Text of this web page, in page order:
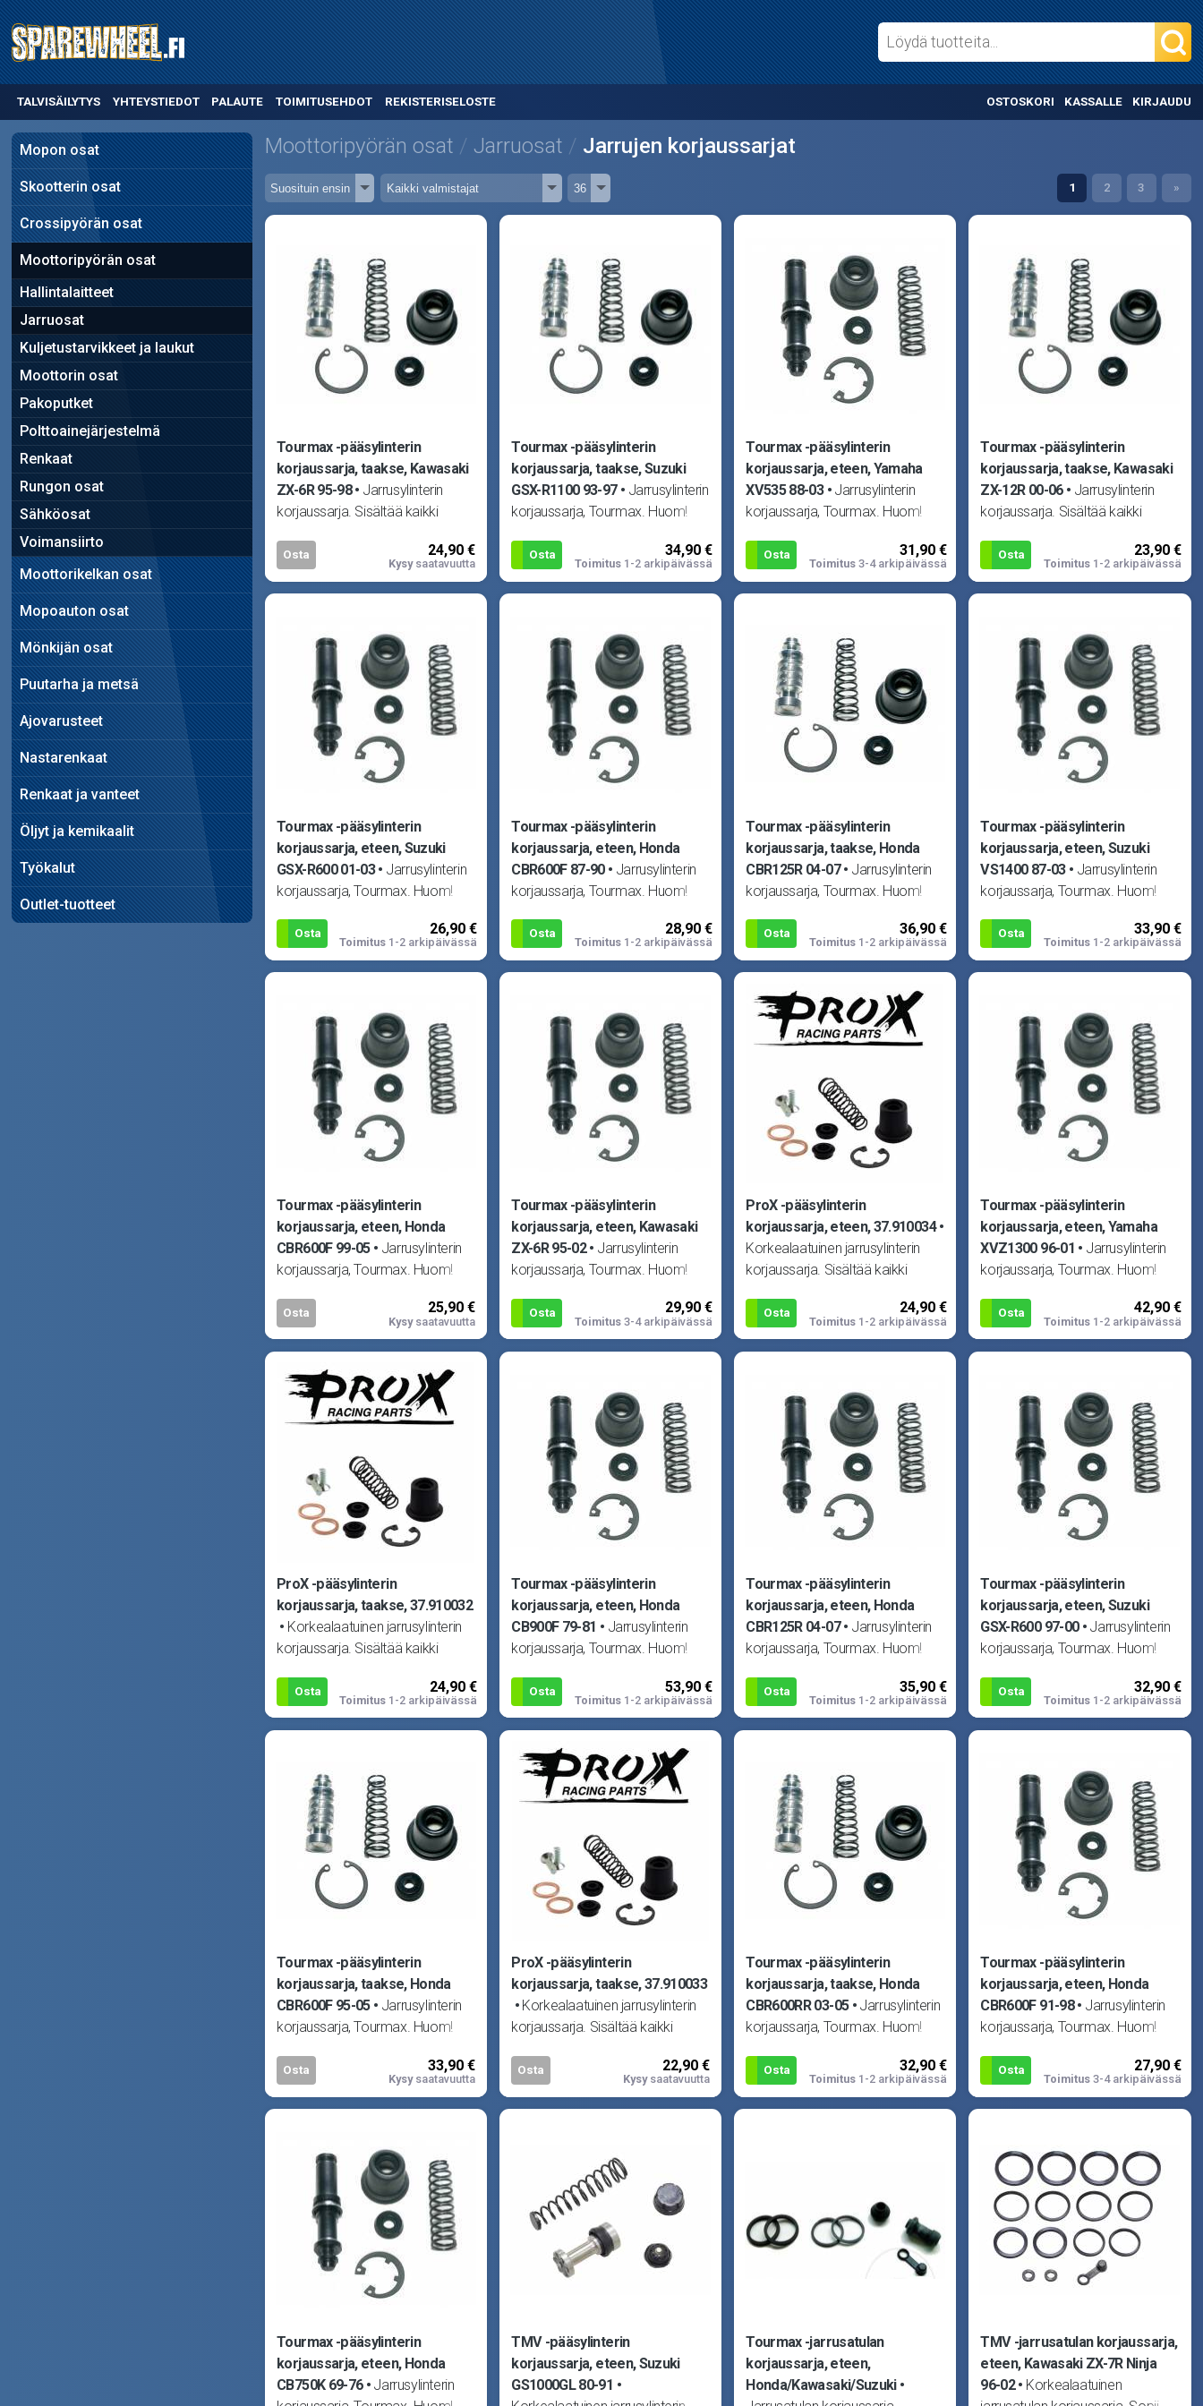
TALVISÄILYTYS YHTEYSTIEDOT PALAUTE TOIMITUSEHDOT REKISTERISELOSTE OSTOSKORI KASSALLE KIRJAUDU
Mopon osat
Skootterin osat
Crossipyörän osat
Moottoripyörän osat
Hallintalaitteet
Jarruosat
Kuljetustarvikkeet ja laukut
Moottorin osat
Pakoputket
Polttoainejärjestelmä
Renkaat
Rungon osat
Sähköosat
Voimansiirto
Moottorikelkan osat
Mopoauton osat
Mönkijän osat
Puutarha ja metsä
Ajovarusteet
Nastarenkaat
Renkaat ja vanteet
Öljyt ja kemikaalit
Työkalut
Outlet-tuotteet
Moottoripyörän osat Jarruosat Jarrujen korjaussarjat
1 2 3 »
Tourmax -pääsylinterin
korjaussarja, taakse, Kawasaki
ZX-6R 95-98
Jarrusylinterin
korjaussarja. Sisältää kaikki
pääsylinteriin. Huom! Kuva v
Osta 24,90 €
Kysysaatavuutta
Tourmax -pääsylinterin
korjaussarja, taakse, Suzuki
GSX-R1100 93-97
Jarrusylinterin
korjaussarja, Tourmax. Huom!
RM80 90-, RM85 02-,
Osta 34,90 €
Toimitus1-2 arkipäivässä
Tourmax -pääsylinterin
korjaussarja, eteen, Yamaha
XV535 88-03
Jarrusylinterin
korjaussarja, Tourmax. Huom!
TDR250 88-89, TZR250
Osta 31,90 €
Toimitus3-4 arkipäivässä
Tourmax -pääsylinterin
korjaussarja, taakse, Kawasaki
ZX-12R 00-06
Jarrusylinterin
korjaussarja. Sisältää kaikki
pääsylinteriin. Huom! Kuva v
Osta 23,90 €
Toimitus1-2 arkipäivässä
Tourmax -pääsylinterin
korjaussarja, eteen, Suzuki
GSX-R600 01-03
Jarrusylinterin
korjaussarja, Tourmax. Huom!
RGV250 89-93, GSF400
Osta 26,90 €
Toimitus 1-2 arkipäivässä
Tourmax -pääsylinterin
korjaussarja, eteen, Honda
CBR600F 87-90
Jarrusylinterin
korjaussarja, Tourmax. Huom!
CX500E 82-86, CB600F
Osta 28,90 €
Toimitus1-2 arkipäivässä
Tourmax -pääsylinterin
korjaussarja, taakse, Honda
CBR125R 04-07
Jarrusylinterin
korjaussarja, Tourmax. Huom!
CR80 92-, CR85 03-, C
Osta 36,90 €
Toimitus1-2 arkipäivässä
Tourmax -pääsylinterin
korjaussarja, eteen, Suzuki
VS1400 87-03
Jarrusylinterin
korjaussarja, Tourmax. Huom!
GZ125 Marauder 98-02
Osta 33,90 €
Toimitus1-2 arkipäivässä
Tourmax -pääsylinterin
korjaussarja, eteen, Honda
CBR600F 99-05
Jarrusylinterin
korjaussarja, Tourmax. Huom!
CX500 81-83, VF500F 8
Osta 25,90 €
Kysysaatavuutta
Tourmax -pääsylinterin
korjaussarja, eteen, Kawasaki
ZX-6R 95-02
Jarrusylinterin
korjaussarja, Tourmax. Huom!
ZR550 Zephyr 91-99
Osta 29,90 €
Toimitus3-4 arkipäivässä
ProX -pääsylinterin
korjaussarja, eteen, 37.910034
Korkealaatuinen jarrusylinterin
korjaussarja. Sisältää kaikki
pääsylinteriin.
Osta 24,90 €
Toimitus1-2 arkipäivässä
Tourmax -pääsylinterin
korjaussarja, eteen, Yamaha
XVZ1300 96-01
Jarrusylinterin
korjaussarja, Tourmax. Huom!
RD350LC 80-84, XJ550
Osta 42,90 €
Toimitus1-2 arkipäivässä
ProX -pääsylinterin
korjaussarja, taakse, 37.910032
Korkealaatuinen jarrusylinterin
korjaussarja. Sisältää kaikki
pääsylinteriin.
Osta 24,90 €
Toimitus 1-2 arkipäivässä
Tourmax -pääsylinterin
korjaussarja, eteen, Honda
CB900F 79-81
Jarrusylinterin
korjaussarja, Tourmax. Huom!
CX500 80, CB750F 80,
Osta 53,90 €
Toimitus1-2 arkipäivässä
Tourmax -pääsylinterin
korjaussarja, eteen, Honda
CBR125R 04-07
Jarrusylinterin
korjaussarja, Tourmax. Huom!
CBR125R 04-07, VT125C
Osta 35,90 €
Toimitus1-2 arkipäivässä
Tourmax -pääsylinterin
korjaussarja, eteen, Suzuki
GSX-R600 97-00
Jarrusylinterin
korjaussarja, Tourmax. Huom!
GS450L 85-87, RG500G
Osta 32,90 €
Toimitus1-2 arkipäivässä
Tourmax -pääsylinterin
korjaussarja, taakse, Honda
CBR600F 95-05
Jarrusylinterin
korjaussarja, Tourmax. Huom!
CBF500 04-05, CBF500
Osta 33,90 €
Kysysaatavuutta
ProX -pääsylinterin
korjaussarja, taakse, 37.910033
Korkealaatuinen jarrusylinterin
korjaussarja. Sisältää kaikki
pääsylinteriin.
Osta 22,90 €
Kysysaatavuutta
Tourmax -pääsylinterin
korjaussarja, taakse, Honda
CBR600RR 03-05
Jarrusylinterin
korjaussarja, Tourmax. Huom!
CBR600RR 03-05, CBR90
Osta 32,90 €
Toimitus1-2 arkipäivässä
Tourmax -pääsylinterin
korjaussarja, eteen, Honda
CBR600F 91-98
Jarrusylinterin
korjaussarja, Tourmax. Huom!
CMX250 Rebel 96-99, C
Osta 27,90 €
Toimitus3-4 arkipäivässä
Tourmax -pääsylinterin
korjaussarja, eteen, Honda
CB750K 69-76
Jarrusylinterin
TMV -pääsylinterin
korjaussarja, eteen, Suzuki
GS1000GL 80-91
Tourmax -jarrusatulan
korjaussarja, eteen,
Honda/Kawasaki/Suzuki
TMV -jarrusatulan korjaussarja,
eteen, Kawasaki ZX-7R Ninja
96-02
Korkealaatuinen